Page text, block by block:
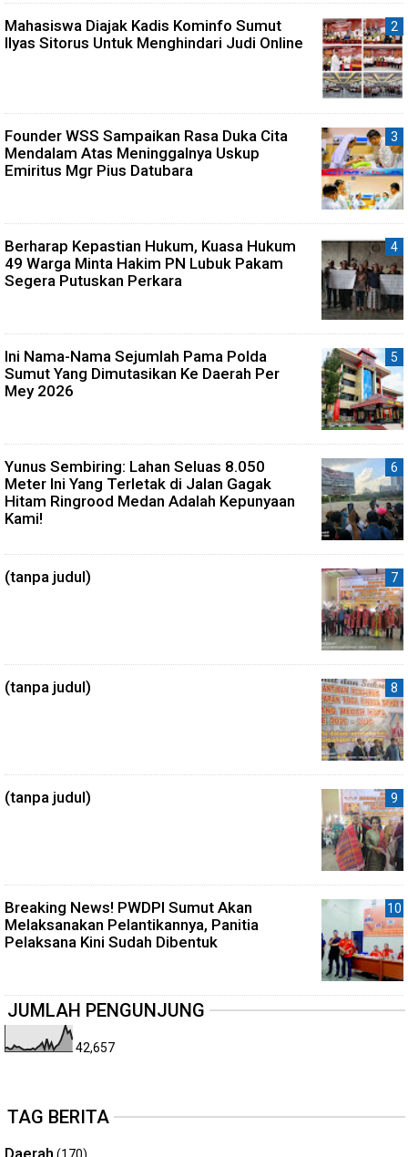
Mahasiswa Diajak Kadis Kominfo Sumut
Ilyas Sitorus Untuk Menghindari Judi Online
Founder WSS Sampaikan Rasa Duka Cita
Mendalam Atas Meninggalnya Uskup
Emiritus Mgr Pius Datubara
Berharap Kepastian Hukum, Kuasa Hukum
49 Warga Minta Hakim PN Lubuk Pakam
Segera Putuskan Perkara
Ini Nama-Nama Sejumlah Pama Polda
Sumut Yang Dimutasikan Ke Daerah Per
Mey 2026
Yunus Sembiring: Lahan Seluas 8.050
Meter Ini Yang Terletak di Jalan Gagak
Hitam Ringrood Medan Adalah Kepunyaan
Kami!
(tanpa judul)
(tanpa judul)
(tanpa judul)
Breaking News! PWDPI Sumut Akan
Melaksanakan Pelantikannya, Panitia
Pelaksana Kini Sudah Dibentuk
JUMLAH PENGUNJUNG
42,657
TAG BERITA